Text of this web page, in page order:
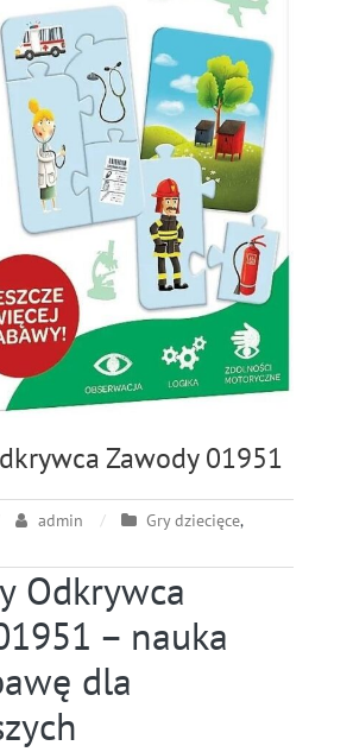
Zawody 01951
admin Gry dziecięce,
Odkrywca
– nauka
dla